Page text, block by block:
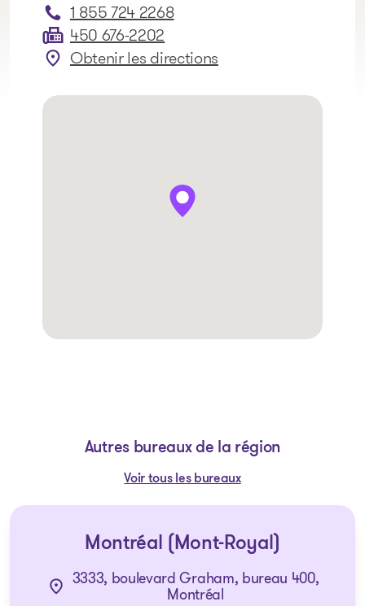
1 855 724 2268
450 676-2202
Obtenir les directions
: Montréal (Marché Central)
Autres bureaux de la région
Voir tous les bureaux
Montréal (Mont-Royal)
3333, boulevard Graham, bureau 400,
Montréal